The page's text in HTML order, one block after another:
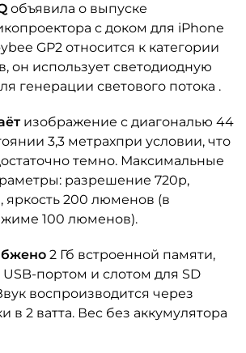
объявила о выпуске
с доком для iPhone
GP2 относится к категории
он использует светодиодную
генерации светового потока .
изображение с диагональю 44
3,3 метрахпри условии, что
темно. Максимальные
разрешение 720p,
яркость 200 люменов (в
100 люменов).
2 Гб встроенной памяти,
портом и слотом для SD
воспроизводится через
в 2 ватта. Вес без аккумулятора